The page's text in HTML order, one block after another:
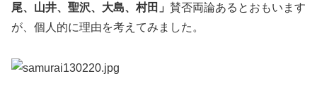
尾、山井、聖沢、大島、村田」 賛否両論あるとおもいます
が、個人的に理由を考えてみました。